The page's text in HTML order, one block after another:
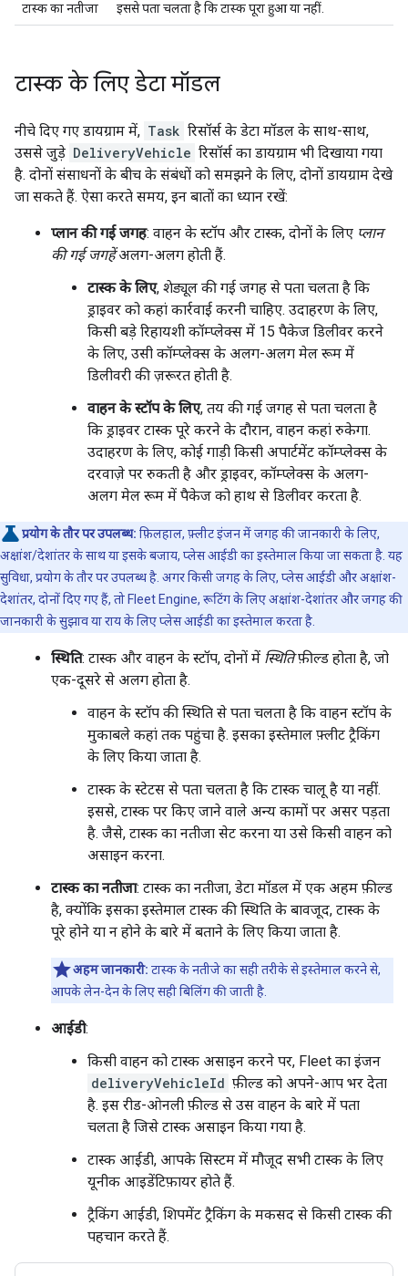
टास्क का नतीजा इससे पता चलता है कि टास्क पूरा हुआ या नहीं.
टास्क के लिए डेटा मॉडल
नीचे दिए गए डायग्राम में, Task रिसॉर्स के डेटा मॉडल के साथ-साथ,
उससे जुड़े DeliveryVehicle रिसॉर्स का डायग्राम भी दिखाया गया
है. दोनों संसाधनों के बीच के संबंधों को समझने के लिए, दोनों डायग्राम देखे
जा सकते हैं. ऐसा करते समय, इन बातों का ध्यान रखें:
प्लान की गई जगह: वाहन के स्टॉप और टास्क, दोनों के लिए प्लान
की गई जगहेंअलग-अलग होती हैं.
टास्क के लिए, शेड्यूल की गई जगह से पता चलता है कि
ड्राइवर को कहां कार्रवाई करनी चाहिए. उदाहरण के लिए,
किसी बड़े रिहायशी कॉम्प्लेक्स में 15 पैकेज डिलीवर करने
के लिए, उसी कॉम्प्लेक्स के अलग-अलग मेल रूम में
डिलीवरी की ज़रूरत होती है.
वाहन के स्टॉप के लिए, तय की गई जगह से पता चलता है
कि ड्राइवर टास्क पूरे करने के दौरान, वाहन कहां रुकेगा.
उदाहरण के लिए, कोई गाड़ी किसी अपार्टमेंट कॉम्प्लेक्स के
दरवाज़े पर रुकती है और ड्राइवर, कॉम्प्लेक्स के अलग-
अलग मेल रूम में पैकेज को हाथ से डिलीवर करता है.
प्रयोग के तौर पर उपलब्ध: फ़िलहाल, फ़्लीट इंजन में जगह की जानकारी के लिए,
अक्षांश/देशांतर के साथ या इसके बजाय, प्लेस आईडी का इस्तेमाल किया जा सकता है. यह
सुविधा, प्रयोग के तौर पर उपलब्ध है. अगर किसी जगह के लिए, प्लेस आईडी और अक्षांश-
देशांतर, दोनों दिए गए हैं, तो Fleet Engine, रूटिंग के लिए अक्षांश-देशांतर और जगह की
जानकारी के सुझाव या राय के लिए प्लेस आईडी का इस्तेमाल करता है.
स्थिति: टास्क और वाहन के स्टॉप, दोनों में स्थितिफ़ील्ड होता है, जो
एक-दूसरे से अलग होता है.
वाहन के स्टॉप की स्थिति से पता चलता है कि वाहन स्टॉप के
मुकाबले कहां तक पहुंचा है. इसका इस्तेमाल फ़्लीट ट्रैकिंग
के लिए किया जाता है.
टास्क के स्टेटस से पता चलता है कि टास्क चालू है या नहीं.
इससे, टास्क पर किए जाने वाले अन्य कामों पर असर पड़ता
है. जैसे, टास्क का नतीजा सेट करना या उसे किसी वाहन को
असाइन करना.
टास्क का नतीजा: टास्क का नतीजा, डेटा मॉडल में एक अहम फ़ील्ड
है, क्योंकि इसका इस्तेमाल टास्क की स्थिति के बावजूद, टास्क के
पूरे होने या न होने के बारे में बताने के लिए किया जाता है.
अहम जानकारी: टास्क के नतीजे का सही तरीके से इस्तेमाल करने से,
आपके लेन-देन के लिए सही बिलिंग की जाती है.
आईडी:
किसी वाहन को टास्क असाइन करने पर, Fleet का इंजन
deliveryVehicleId फ़ील्ड को अपने-आप भर देता
है. इस रीड-ओनली फ़ील्ड से उस वाहन के बारे में पता
चलता है जिसे टास्क असाइन किया गया है.
टास्क आईडी, आपके सिस्टम में मौजूद सभी टास्क के लिए
यूनीक आइडेंटिफ़ायर होते हैं.
ट्रैकिंग आईडी, शिपमेंट ट्रैकिंग के मकसद से किसी टास्क की
पहचान करते हैं.